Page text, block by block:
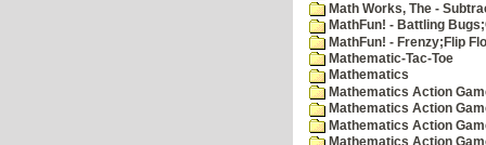
Math Works, The -
MathFun! - Battling
MathFun! - Frenzy;Flip
Mathematic-Tac-Toe
Mathematics
Mathematics Action
Mathematics Action
Mathematics Action
Mathematics Action